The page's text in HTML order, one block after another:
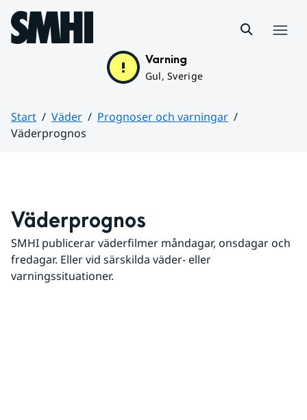
Hoppa till sidans innehåll
Varning
Gul, Sverige
Start Väder
Prognoser och varningar
Väderprognos
Väderprognos
SMHI publicerar väderfilmer måndagar, onsdagar och
fredagar. Eller vid särskilda väder- eller
varningssituationer.